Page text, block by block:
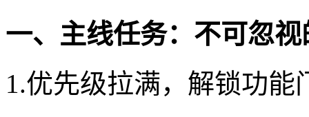
一、主线任务：不可忽
1.优先级拉满，解锁功能